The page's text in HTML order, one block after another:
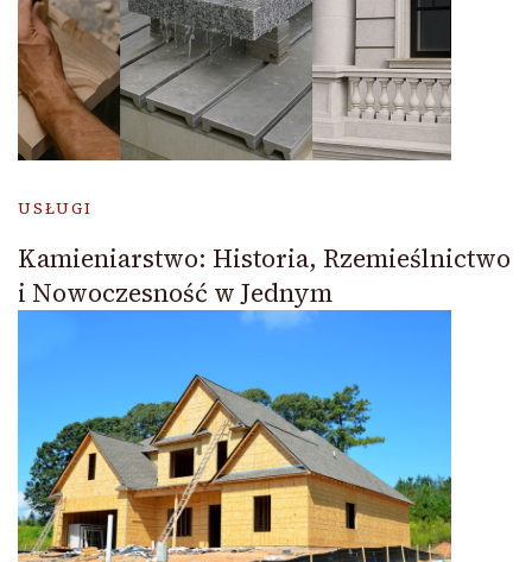
USŁUGI
Kamieniarstwo: Historia, Rzemieślnictwo
i Nowoczesność w Jednym